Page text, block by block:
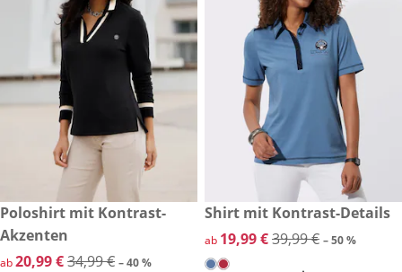
reduzierter Preis 20,99 €, vorheriger Preis: 34,99 €
-40 %
Poloshirt mit Kontrast-
Akzenten
reduzierter Preis 20,99 €, vorheriger Preis: 34,99 €
ab20,99 €34,99 € – 40 %
reduzierter Preis 19,99 €,
-50 %
Shirt mit Kontrast-Details
reduzierter Preis 19,99 €,
ab 19,99 €39,99 € – 50 %